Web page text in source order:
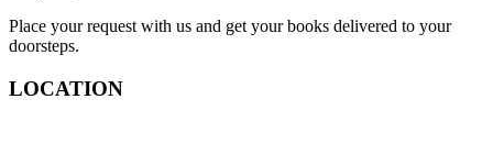
Place your request with us and get your books delivered to your
doorsteps.
LOCATION